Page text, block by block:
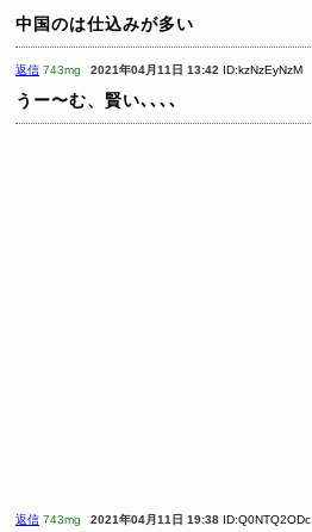
中国のは仕込みが多い
返信 743mg 2021年04月11日 13:42 ID:kzNzEyNzM
うー〜む、賢い､､､､
返信 743mg 2021年04月11日 19:38 ID:Q0NTQ2ODc